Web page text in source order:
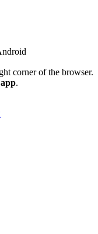
corner of the browser.
.